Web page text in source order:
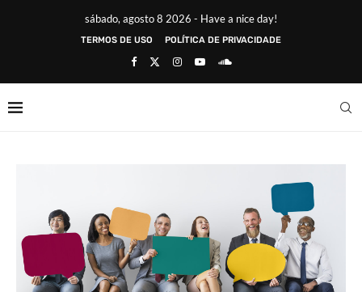
sábado, agosto 8 2026 - Have a nice day!
TERMOS DE USO POLÍTICA DE PRIVACIDADE